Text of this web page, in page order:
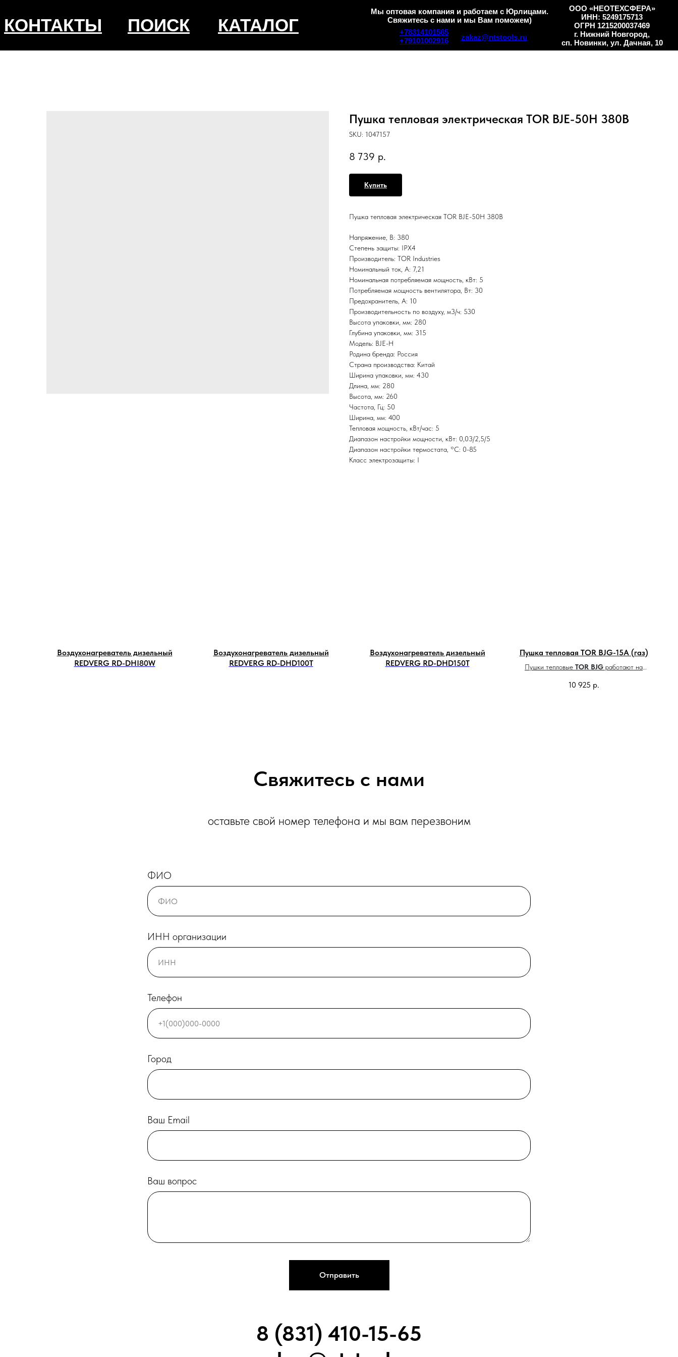
КОНТАКТЫ ПОИСК
+78314101565
+79101002916
zakaz@ntstools.ru
КАТАЛОГ
ООО «НЕОТЕХСФЕРА»
ИНН: 5249175713
ОГРН 1215200037469
г. Нижний Новгород,
сп. Новинки, ул. Дачная, 10
Мы оптовая компания и работаем с Юрлицами.
Свяжитесь с нами и мы Вам поможем)
Пушка тепловая электрическая TOR BJE-50H 380В
SKU: 1047157
8 739 р.
Купить
Пушка тепловая электрическая TOR BJE-50H 380В
Напряжение, В: 380
Степень защиты: IPX4
Производитель: TOR Industries
Номинальный ток, А: 7,21
Номинальная потребляемая мощность, кВт: 5
Потребляемая мощность вентилятора, Вт: 30
Предохранитель, А: 10
Производительность по воздуху, м3/ч: 530
Высота упаковки, мм: 280
Глубина упаковки, мм: 315
Модель: BJE-H
Родина бренда: Россия
Страна производства: Китай
Ширина упаковки, мм: 430
Длина, мм: 280
Высота, мм: 260
Частота, Гц: 50
Ширина, мм: 400
Тепловая мощность, кВт/час: 5
Диапазон настройки мощности, кВт: 0,03/2,5/5
Диапазон настройки термостата, °С: 0-85
Класс электрозащиты: I
Воздухонагреватель дизельный
REDVERG RD-DHI80W
Воздухонагреватель дизельный
REDVERG RD-DHD100T
Воздухонагреватель дизельный
REDVERG RD-DHD150T
Пушка тепловая TOR BJG-15A (газ)
Пушки тепловые TOR BJG работают на
вариантах мощности 15,25 и 35 кВт.
10 925 р.
Свяжитесь с нами
оставьте свой номер телефона и мы вам перезвоним
ФИО
ИНН организации
Телефон
Город
Ваш Email
Ваш вопрос
Отправить
8 (831) 410-15-65